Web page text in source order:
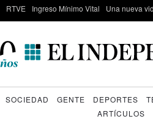
RTVE Ingreso Mínimo Vital Una nueva
SOCIEDAD GENTE DEPORTES
ARTÍCULOS